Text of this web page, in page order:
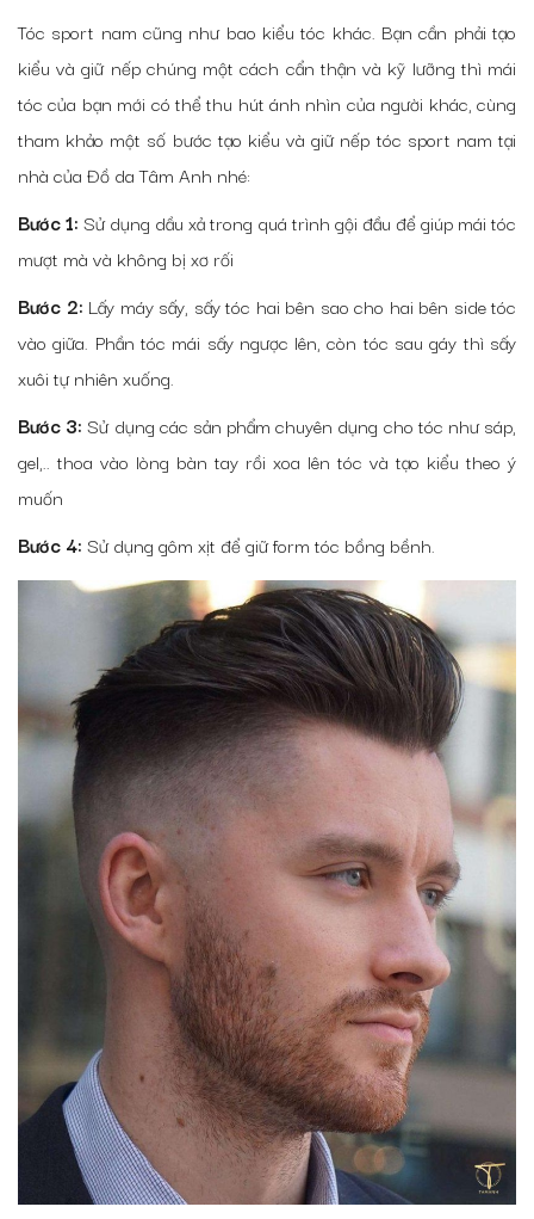
Tóc sport nam cũng như bao kiểu tóc khác. Bạn cần phải tạo
kiểu và giữ nếp chúng một cách cẩn thận và kỹ lưỡng thì mái
tóc của bạn mới có thể thu hút ánh nhìn của người khác, cùng
tham khảo một số bước tạo kiểu và giữ nếp tóc sport nam tại
nhà của Đồ da Tâm Anh nhé:
Bước 1: Sử dụng dầu xả trong quá trình gội đầu để giúp mái tóc
mượt mà và không bị xơ rối
Bước 2: Lấy máy sấy, sấy tóc hai bên sao cho hai bên side tóc
vào giữa. Phần tóc mái sấy ngược lên, còn tóc sau gáy thì sấy
xuôi tự nhiên xuống.
Bước 3: Sử dụng các sản phẩm chuyên dụng cho tóc như sáp,
gel,.. thoa vào lòng bàn tay rồi xoa lên tóc và tạo kiểu theo ý
muốn
Bước 4: Sử dụng gôm xịt để giữ form tóc bồng bềnh.